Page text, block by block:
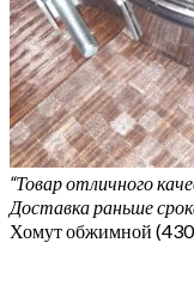
“Товар отличного
Доставка раньше
Хомут обжимной